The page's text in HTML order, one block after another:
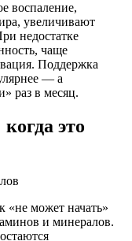
воспаление,
увеличивают
недостатке
чаще
Поддержка
— а
раз в месяц.
это
«не может начать»
и минералов.